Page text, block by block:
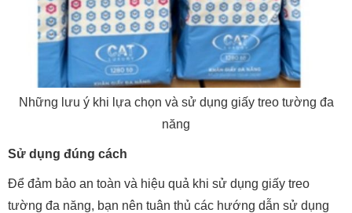
Những lưu ý khi lựa chọn và sử dụng giấy treo tường đa
năng
Sử dụng đúng cách
Để đảm bảo an toàn và hiệu quả khi sử dụng giấy treo
tường đa năng, bạn nên tuân thủ các hướng dẫn sử dụng